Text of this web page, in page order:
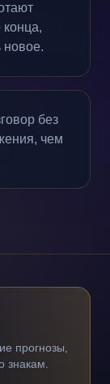
конца,
новое.
без
чем
прогнозы,
знакам.